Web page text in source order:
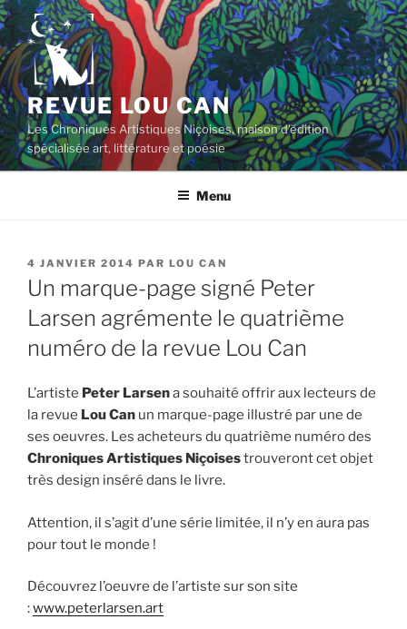
Aller
au
contenu
principal
REVUE LOU CAN
Les Chroniques Artistiques Niçoises, maison d'édition
spécialisée art, littérature et poésie
Menu
PUBLIÉ
LE
4 JANVIER 2014 PAR LOU CAN
Un marque-page signé Peter
Larsen agrémente le quatrième
numéro de la revue Lou Can
L’artiste Peter Larsena souhaité offrir aux lecteurs de
la revue Lou Can un marque-page illustré par une de
ses oeuvres. Les acheteurs du quatrième numéro des
Chroniques Artistiques Niçoisestrouveront cet objet
très design inséré dans le livre.
Attention, il s’agit d’une série limitée, il n’y en aura pas
pour tout le monde !
Découvrez l’oeuvre de l’artiste sur son site
:www.peterlarsen.art